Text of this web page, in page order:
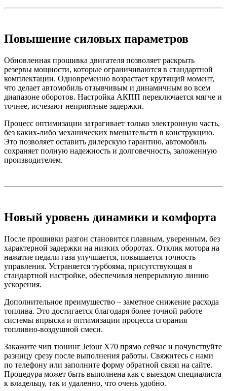
Повышение силовых параметров
Обновленная прошивка двигателя позволяет раскрыть
резервы мощности, которые ограничиваются в стандартной
комплектации. Одновременно возрастает крутящий момент,
что делает автомобиль отзывчивым и динамичным во всем
диапазоне оборотов. Настройка АКПП переключается мягче и
точнее, исчезают неприятные задержки.
Процесс оптимизации затрагивает только электронную часть,
без каких-либо механических вмешательств в конструкцию.
Это позволяет оставить дилерскую гарантию, автомобиль
сохраняет полную надежность и долговечность, заложенную
производителем.
Новый уровень динамики и комфорта
После прошивки разгон становится плавным, уверенным, без
характерной задержки на низких оборотах. Отклик мотора на
нажатие педали газа улучшается, повышается точность
управления. Устраняется турбояма, присутствующая в
стандартной настройке, обеспечивая непрерывную линию
ускорения.
Дополнительное преимущество – заметное снижение расхода
топлива. Это достигается благодаря более точной работе
системы впрыска и оптимизации процесса сгорания
топливно-воздушной смеси.
Закажите чип тюнинг Jetour X70 прямо сейчас и почувствуйте
разницу срезу после выполнения работы. Свяжитесь с нами
по телефону или заполните форму обратной связи на сайте.
Процедура может быть выполнена как с выездом специалиста
к владельцу, так и удаленно, что очень удобно.